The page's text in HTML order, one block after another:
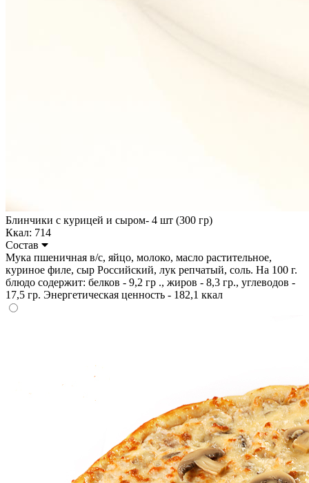
Блинчики с курицей и сыром- 4 шт (300 гр)
Ккал: 714
Состав
Мука пшеничная в/с, яйцо, молоко, масло растительное,
куриное филе, сыр Российский, лук репчатый, соль. На 100 г.
блюдо содержит: белков - 9,2 гр ., жиров - 8,3 гр., углеводов -
17,5 гр. Энергетическая ценность - 182,1 ккал